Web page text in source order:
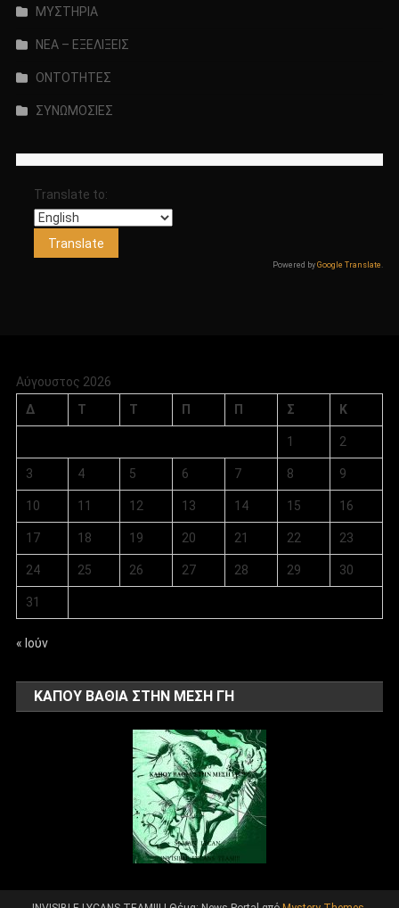
ΜΥΣΤΗΡΙΑ
ΝΕΑ – ΕΞΕΛΙΞΕΙΣ
ΟΝΤΟΤΗΤΕΣ
ΣΥΝΩΜΟΣΙΕΣ
Translate to:
Powered byGoogle Translate .
Αύγουστος 2026
Δ
Τ Τ Π Π Σ Κ
1 2
3 4 5 6 7 8 9
10 11 12 13 14 15 16
17 18 19 20 21 22 23
24 25 26 27 28 29 30
31
« Ιούν
ΚΑΠΟΥ ΒΑΘΙΑ ΣΤΗΝ ΜΕΣΗ ΓΗ